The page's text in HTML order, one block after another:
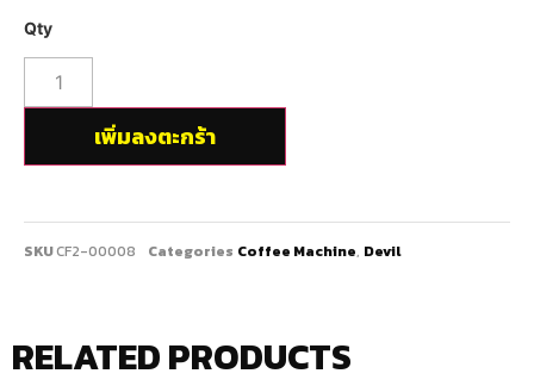
เพิ่มลงตะกร้า
SKUCF2-00008 Categories Coffee Machine, Devil
RELATED PRODUCTS